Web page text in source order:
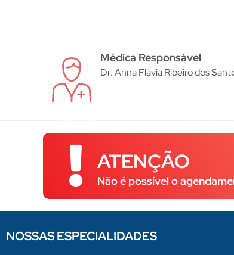
Médica Responsável
Dr. Anna Flávia Ribeiro dos
ATENÇÃO
Não é possível o
NOSSAS ESPECIALIDADES